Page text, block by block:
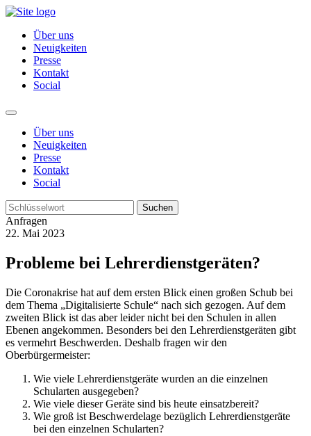
Über uns
Neuigkeiten
Presse
Kontakt
Social
Über uns
Neuigkeiten
Presse
Kontakt
Social
Suchen
Anfragen
22. Mai 2023
Probleme bei Lehrerdienstgeräten?
Die Coronakrise hat auf dem ersten Blick einen großen Schub bei
dem Thema „Digitalisierte Schule“ nach sich gezogen. Auf dem
zweiten Blick ist das aber leider nicht bei den Schulen in allen
Ebenen angekommen. Besonders bei den Lehrerdienstgeräten gibt
es vermehrt Beschwerden. Deshalb fragen wir den
Oberbürgermeister:
Wie viele Lehrerdienstgeräte wurden an die einzelnen
Schularten ausgegeben?
Wie viele dieser Geräte sind bis heute einsatzbereit?
Wie groß ist Beschwerdelage bezüglich Lehrerdienstgeräte
bei den einzelnen Schularten?